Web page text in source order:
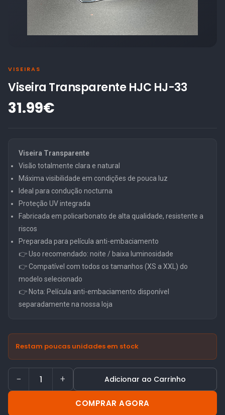
VISEIRAS
Viseira Transparente HJC HJ-33
31.99€
Viseira Transparente
Visão totalmente clara e natural
Máxima visibilidade em condições de pouca luz
Ideal para condução nocturna
Proteção UV integrada
Fabricada em policarbonato de alta qualidade, resistente a
riscos
Preparada para película anti-embaciamento
👉 Uso recomendado: noite / baixa luminosidade
👉 Compatível com todos os tamanhos (XS a XXL) do
modelo selecionado
👉 Nota: Película anti-embaciamento disponível
separadamente na nossa loja
Restam poucas unidades em stock
− + Adicionar ao Carrinho
COMPRAR AGORA